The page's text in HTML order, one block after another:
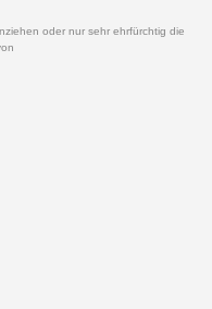
oder nur sehr ehrfürchtig die